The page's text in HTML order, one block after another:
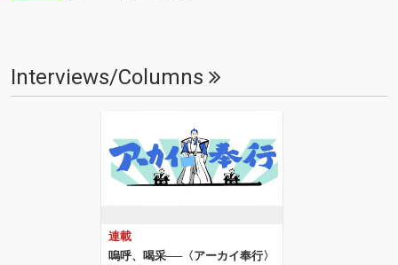
Interviews/Columns
連載
嗚呼、喝采──〈アーカイ奉行〉